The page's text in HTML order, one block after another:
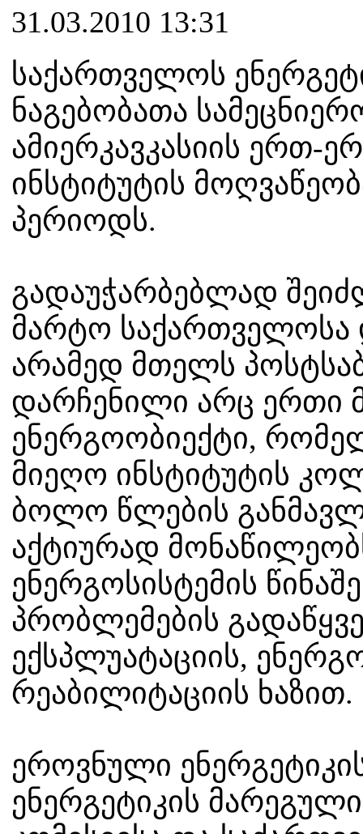
31.03.2010 13:31
საქართველოს
ნაგებობათა
ამიერკავკასიის ერთ-
ინსტიტუტის
პერიოდს.
გადაუჭარბებლად
მარტო საქართველოსა
არამედ მთელს
დარჩენილი არც ერთი
ენერგოობიექტი,
მიეღო ინსტიტუტის
ბოლო წლების
აქტიურად
ენერგოსისტემის
პრობლემების
ექსპლუატაციის,
რეაბილიტაციის ხაზით.
ეროვნული
ენერგეტიკის